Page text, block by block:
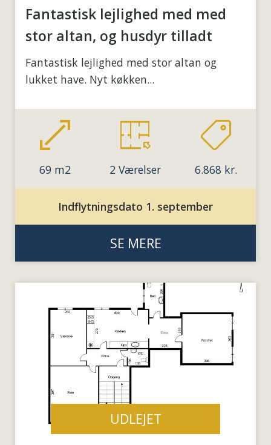
Fantastisk lejlighed med med
stor altan, og husdyr tilladt
Fantastisk lejlighed med stor altan og
lukket have. Nyt køkken...
69 m2 2 Værelser 6.868 kr.
Indflytningsdato 1. september
SE MERE
UDLEJET